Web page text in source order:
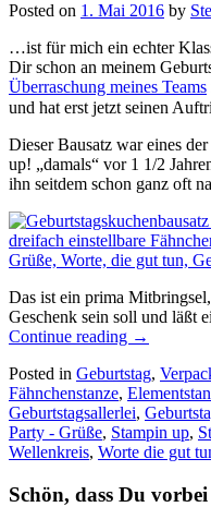
Posted on 1. Mai 2016 by
…ist für mich ein echter
Dir schon an meinem
Überraschung meines Teams
und hat erst jetzt seinen
Dieser Bausatz war eines
up! „damals“ vor 1 1/2
ihn seitdem schon ganz oft
Das ist ein prima
Geschenk sein soll und läßt
Continue reading „Der
→
Posted in Geburtstag,
Fähnchenstanze,
Geburtstagsallerlei,
Party - Grüße, Stampin up,
Wellenkreis, Worte die gut
Schön, dass Du